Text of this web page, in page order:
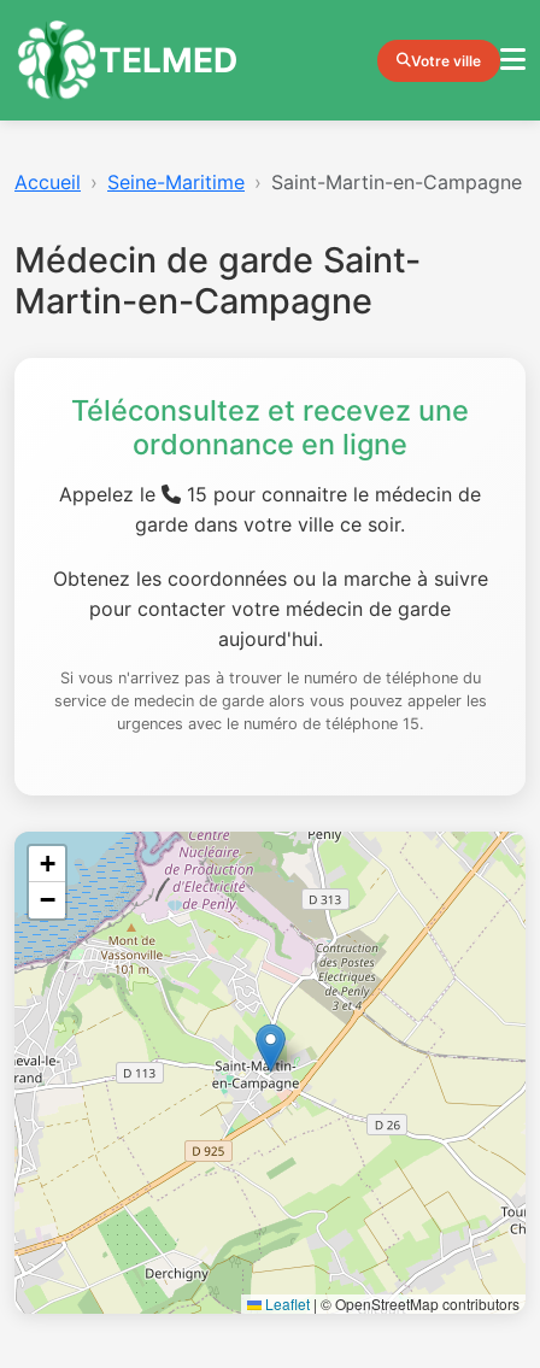
TELMED Votre ville
Accueil Seine-Maritime Saint-Martin-en-Campagne
Médecin de garde Saint-
Martin-en-Campagne
Téléconsultez et recevez une
ordonnance en ligne
Appelez le
15 pour connaitre le médecin de
garde dans votre ville ce soir.
Obtenez les coordonnées ou la marche à suivre
pour contacter votre médecin de garde
aujourd'hui.
Si vous n'arrivez pas à trouver le numéro de téléphone du
service de medecin de garde alors vous pouvez appeler les
urgences avec le numéro de téléphone 15.
+
−
Leaflet | © OpenStreetMap contributors